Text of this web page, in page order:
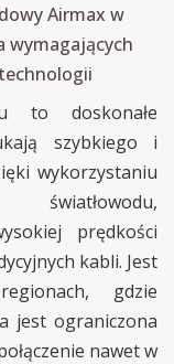
Airmax w
wymagających
to doskonałe
szybkiego i
wykorzystaniu
światłowodu,
prędkości
kabli. Jest
gdzie
jest ograniczona
nawet w